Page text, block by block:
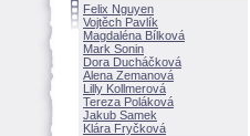
Felix Nguyen
Vojtěch Pavlík
Magdaléna Bílkov
Mark Sonin
Dora Ducháčkov
Alena Zemanov
Lilly Kollmerov
Tereza Polákov
Jakub Samek
Klára Fryčkov